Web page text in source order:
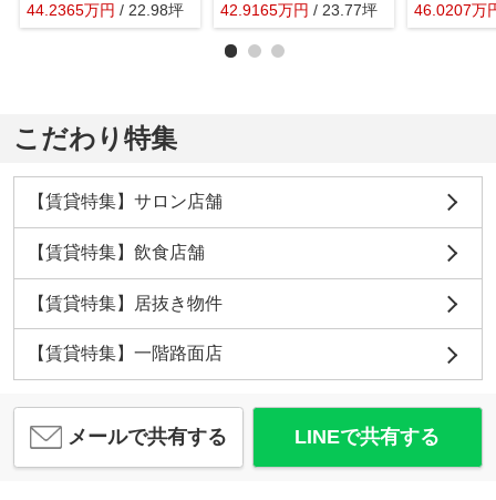
44.2365万円 / 22.98坪
42.9165万円 / 23.77坪 46.0207万
こだわり特集
【賃貸特集】サロン店舗
【賃貸特集】飲食店舗
【賃貸特集】居抜き物件
【賃貸特集】一階路面店
メールで共有する LINEで共有する